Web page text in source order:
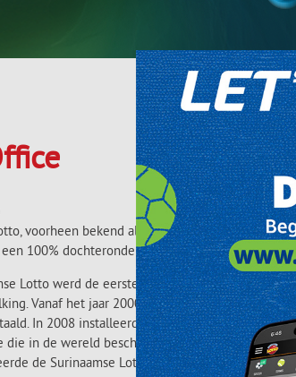
voorheen bekend als CBN Suriname ging in
100% dochteronderneming van de Canadian
Lotto werd de eerste Surinaamse
Vanaf het jaar 2000 tot heden, heeft de
In 2008 installeerde de Surinaamse Lotto
in de wereld beschikbaar is, met de nadruk
de Surinaamse Lotto het Match 3-spel